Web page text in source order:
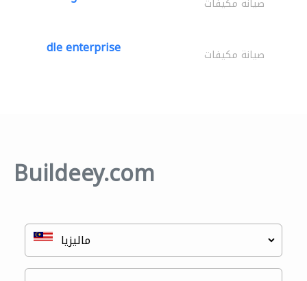
صيانة مكيفات
dle enterprise صيانة مكيفات
Buildeey.com